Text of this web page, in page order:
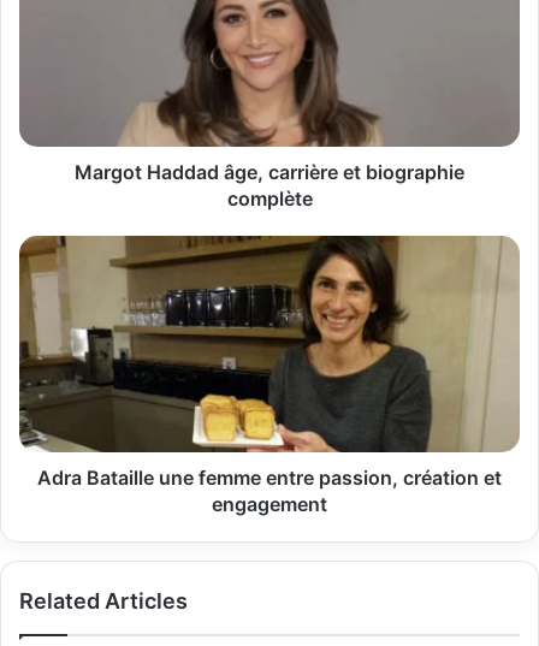
Margot Haddad âge, carrière et biographie
complète
Adra
Bataille
une
femme
entre
passion,
création
et
engagement
Adra Bataille une femme entre passion, création et
engagement
Related Articles